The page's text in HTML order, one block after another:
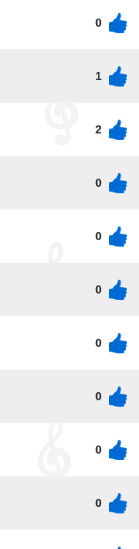
0
1
2
0
0
0
0
0
0
0